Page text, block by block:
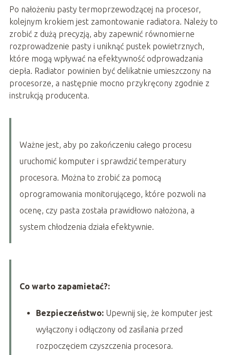
Po nałożeniu pasty termoprzewodzącej na procesor,
kolejnym krokiem jest zamontowanie radiatora. Należy to
zrobić z dużą precyzją, aby zapewnić równomierne
rozprowadzenie pasty i uniknąć pustek powietrznych,
które mogą wpływać na efektywność odprowadzania
ciepła. Radiator powinien być delikatnie umieszczony na
procesorze, a następnie mocno przykręcony zgodnie z
instrukcją producenta.
Ważne jest, aby po zakończeniu całego procesu
uruchomić komputer i sprawdzić temperatury
procesora. Można to zrobić za pomocą
oprogramowania monitorującego, które pozwoli na
ocenę, czy pasta została prawidłowo nałożona, a
system chłodzenia działa efektywnie.
Co warto zapamietać?:
Bezpieczeństwo:Upewnij się, że komputer jest
wyłączony i odłączony od zasilania przed
rozpoczęciem czyszczenia procesora.